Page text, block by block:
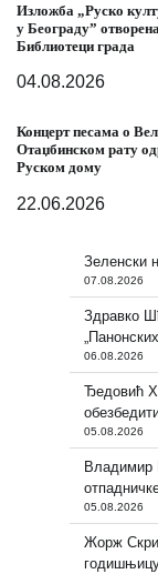
Изложба „Руско
у Београду”
Библиотеци града
04.08.2026
Концерт песама о
Отаџбинском рату
Руском дому
22.06.2026
Зеленски
07.08.2026
Здравко
06.08.2026
Ђедовић
05.08.2026
Владимир
05.08.2026
Жорж